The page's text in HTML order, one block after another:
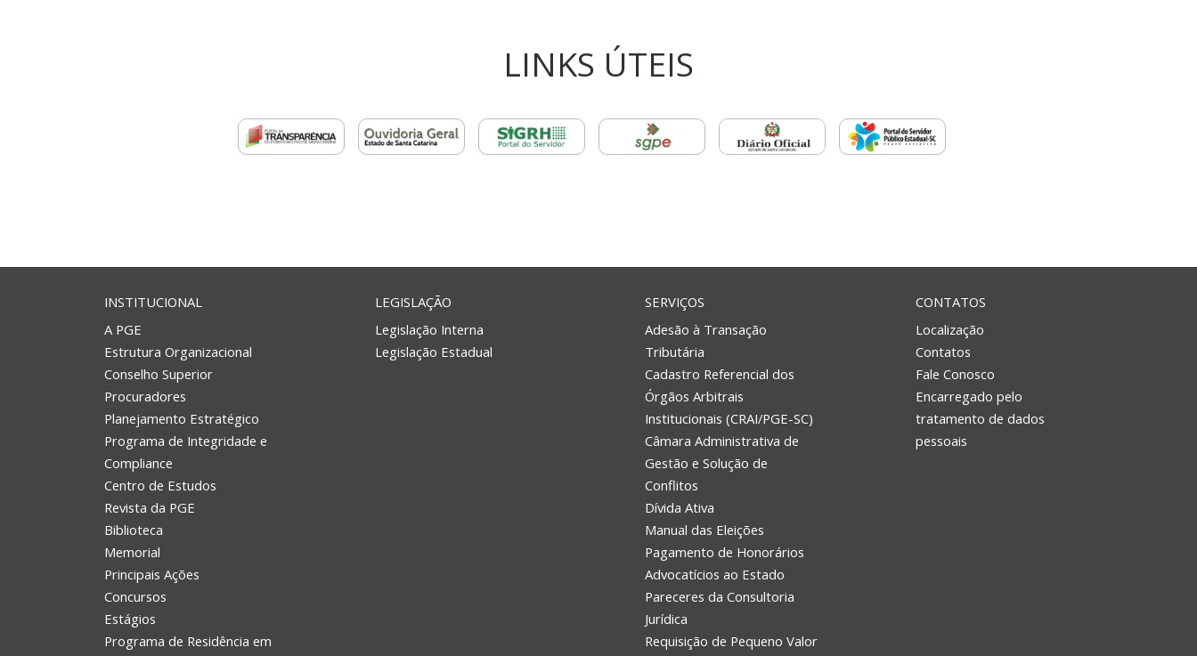
LINKS ÚTEIS
INSTITUCIONAL
A PGE
Estrutura Organizacional
Conselho Superior
Procuradores
Planejamento Estratégico
Programa de Integridade e
Compliance
Centro de Estudos
Revista da PGE
Biblioteca
Memorial
Principais Ações
Concursos
Estágios
Programa de Residência em
LEGISLAÇÃO
Legislação Interna
Legislação Estadual
SERVIÇOS
Adesão à Transação
Tributária
Cadastro Referencial dos
Órgãos Arbitrais
Institucionais (CRAI/PGE-SC)
Câmara Administrativa de
Gestão e Solução de
Conflitos
Dívida Ativa
Manual das Eleições
Pagamento de Honorários
Advocatícios ao Estado
Pareceres da Consultoria
Jurídica
Requisição de Pequeno Valor
CONTATOS
Localização
Contatos
Fale Conosco
Encarregado pelo
tratamento de dados
pessoais